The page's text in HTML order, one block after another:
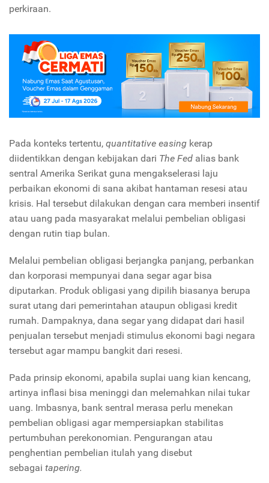
perkiraan.
Pada konteks tertentu, quantitative easing kerap
diidentikkan dengan kebijakan dari The Fed alias bank
sentral Amerika Serikat guna mengakselerasi laju
perbaikan ekonomi di sana akibat hantaman resesi atau
krisis. Hal tersebut dilakukan dengan cara memberi insentif
atau uang pada masyarakat melalui pembelian obligasi
dengan rutin tiap bulan.
Melalui pembelian obligasi berjangka panjang, perbankan
dan korporasi mempunyai dana segar agar bisa
diputarkan. Produk obligasi yang dipilih biasanya berupa
surat utang dari pemerintahan ataupun obligasi kredit
rumah. Dampaknya, dana segar yang didapat dari hasil
penjualan tersebut menjadi stimulus ekonomi bagi negara
tersebut agar mampu bangkit dari resesi.
Pada prinsip ekonomi, apabila suplai uang kian kencang,
artinya inflasi bisa meninggi dan melemahkan nilai tukar
uang. Imbasnya, bank sentral merasa perlu menekan
pembelian obligasi agar mempersiapkan stabilitas
pertumbuhan perekonomian. Pengurangan atau
penghentian pembelian itulah yang disebut
sebagai tapering.